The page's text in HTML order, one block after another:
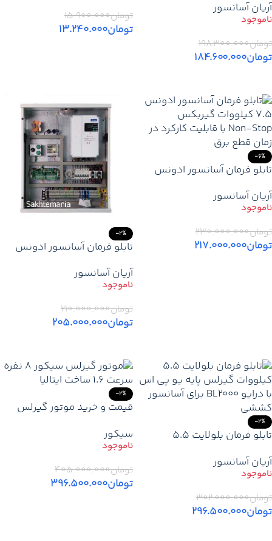
کارکدک – قیمت و خرید
آریان آسانسور
تومان۱۹۸.۳۰۰.۰۰۰
تومان۱۸۴.۶۰۰.۰۰۰
تومان۱۵.۹۰۰.۰۰۰
تومان۱۳.۲۴۰.۰۰۰
-6%
تابلو فرمان آسانسور ادونس
گیرلس با نجات بر پایه یو پی
اس
آریان آسانسور
تومان۲۳۰.۰۰۰.۰۰۰
تومان۲۱۷.۰۰۰.۰۰۰
-2%
تابلو فرمان آسانسور ادونس
گیربکس پایه یو پی اس
آریان آسانسور
تومان۲۱۰.۰۰۰.۰۰۰
تومان۲۰۵.۰۰۰.۰۰۰
-2%
تابلو فرمان بلولایت 5.5
آریان آسانسور
تومان۳۰۲.۰۰۰.۰۰۰
تومان۲۹۶.۵۰۰.۰۰۰
-2%
قیمت و خرید موتور گیرلس
آسانسور SICOR ایتالیا 8.2KW
سیکور
تومان۴۰۵.۰۰۰.۰۰۰
تومان۳۹۶.۵۰۰.۰۰۰